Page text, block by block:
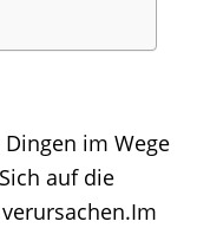
im Wege
auf die